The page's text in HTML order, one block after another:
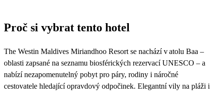
Proč si vybrat tento hotel
The Westin Maldives Miriandhoo Resort se nachází v atolu Baa –
oblasti zapsané na seznamu biosférických rezervací UNESCO – a
nabízí nezapomenutelný pobyt pro páry, rodiny i náročné
cestovatele hledající opravdový odpočinek. Elegantní vily na pláži i